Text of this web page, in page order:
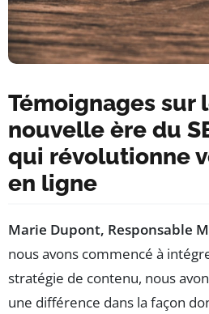
Témoignages sur
nouvelle ère du
qui révolutionne
en ligne
Marie Dupont, Responsable
nous avons commencé à
stratégie de contenu, nous
une différence dans la façon